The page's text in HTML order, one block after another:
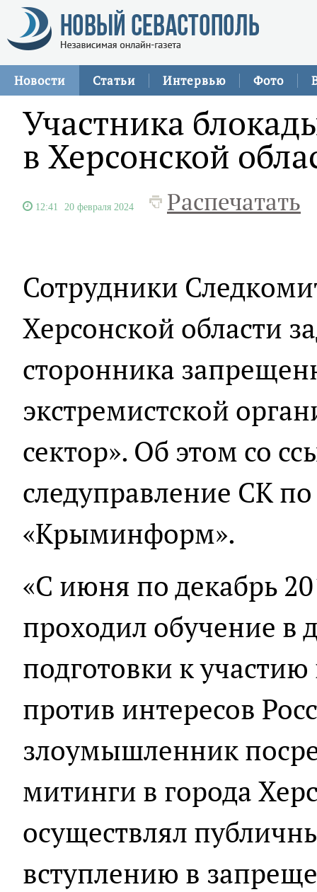
Новости Статьи Интервью Фото
Участника
в Херсонской
12:41 20 февраля 2024 Распечатать
Сотрудники
Херсонской области
сторонника
экстремистской
сектор». Об этом со
следуправление СК
«Крыминформ».
«С июня по декабрь
проходил обучение в
подготовки к
против интересов
злоумышленник
митинги в города
осуществлял
вступлению в